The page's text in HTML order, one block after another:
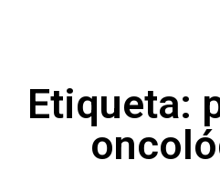
Etiqueta: